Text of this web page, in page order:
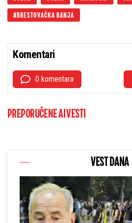
BRESTOVAČKA BANJA
Komentari
0 komentara
PREPORUČENE AI VESTI
VEST DANA